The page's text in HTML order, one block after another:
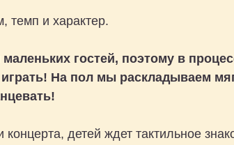
темп и характер.
гостей, поэтому в
На пол мы раскладываем
детей ждет тактильное